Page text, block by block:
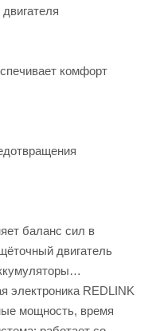
комфорт
баланс сил в
двигатель
электроника REDLINK
мощность, время